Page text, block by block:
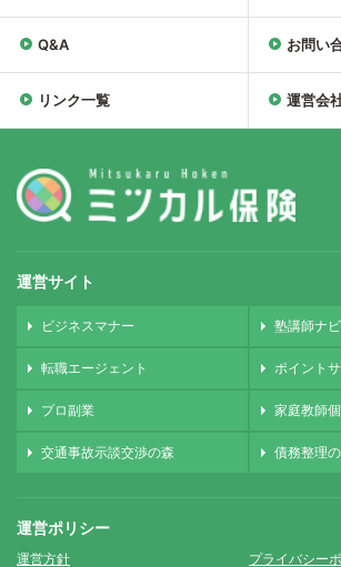
Q&A お問い
リンク一覧 運営会
運営サイト
ビジネスマナー 塾講師ナビ
転職エージェント ポイント
プロ副業 家庭教師
交通事故示談交渉の森 債務整理
運営ポリシー
運営方針 プライバシー